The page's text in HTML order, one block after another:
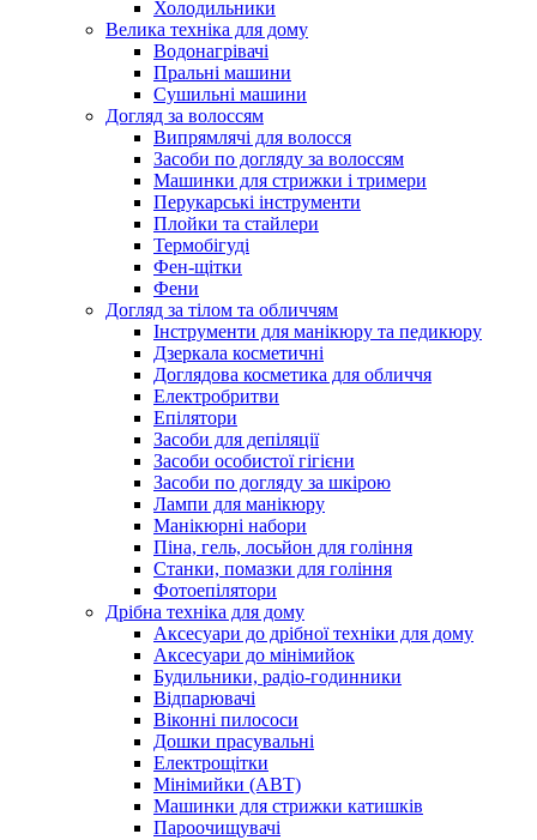
Холодильники
Велика техніка для дому
Водонагрівачі
Пральні машини
Сушильні машини
Догляд за волоссям
Випрямлячі для волосся
Засоби по догляду за волоссям
Машинки для стрижки і тримери
Перукарські інструменти
Плойки та стайлери
Термобігуді
Фен-щітки
Фени
Догляд за тілом та обличчям
Інструменти для манікюру та педикюру
Дзеркала косметичні
Доглядова косметика для обличчя
Електробритви
Епілятори
Засоби для депіляції
Засоби особистої гігієни
Засоби по догляду за шкірою
Лампи для манікюру
Манікюрні набори
Піна, гель, лосьйон для гоління
Станки, помазки для гоління
Фотоепілятори
Дрібна техніка для дому
Аксесуари до дрібної техніки для дому
Аксесуари до мінімийок
Будильники, радіо-годинники
Відпарювачі
Віконні пилососи
Дошки прасувальні
Електрощітки
Мінімийки (АВТ)
Машинки для стрижки катишків
Пароочищувачі